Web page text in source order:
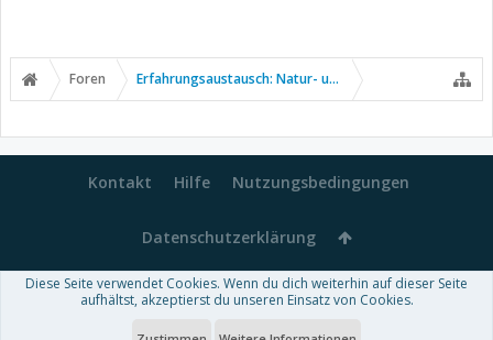
Foren Erfahrungsaustausch: Natur- und Alternativmedizin
Kontakt Hilfe Nutzungsbedingungen
Datenschutzerklärung
Forum software by XenForo™-Deutsch von xenDach
Theme designed byThemeHouse
Diese Seite verwendet Cookies. Wenn du dich weiterhin auf dieser Seite
aufhältst, akzeptierst du unseren Einsatz von Cookies.